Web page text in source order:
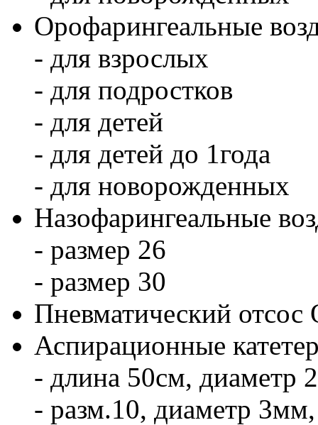
Орофарингеальные
- для взрослых
- для подростков
- для детей
- для детей до 1года
- для новорожденных
Назофарингеальные
- размер 26
- размер 30
Пневматический
Аспирационные
- длина 50см, диаметр
- разм.10, диаметр